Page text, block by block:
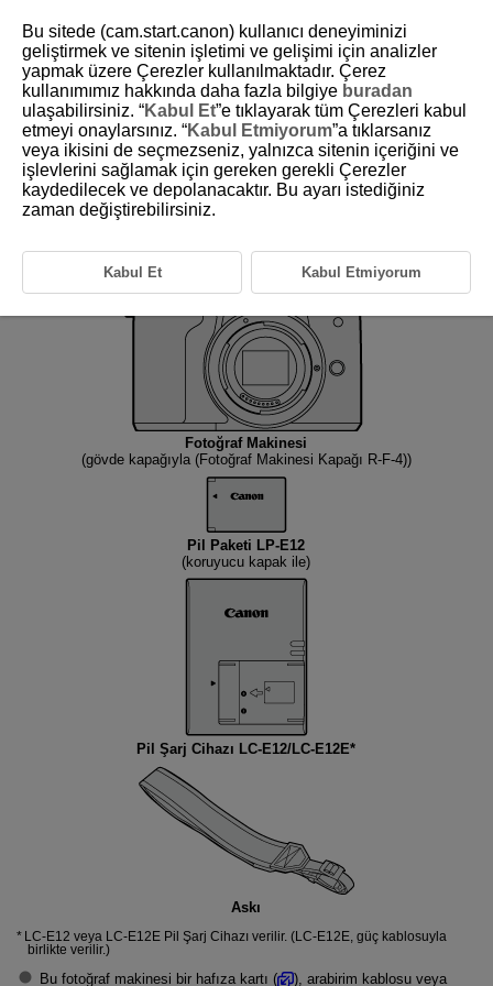
D101-003
Paketin İçindekiler
Kullanmaya başlamadan önce aşağıdaki ögelerin paketin içinde
bulunduğundan emin olun. Eksik bir parça varsa, bayiinizle bağlantıya
Fotoğraf Makinesi
(gövde kapağıyla (Fotoğraf Makinesi Kapağı R-F-4))
Pil Paketi LP-E12
(koruyucu kapak ile)
Pil Şarj Cihazı LC-E12/ LC-E12E*
Askı
LC-E12 veya LC-E12E Pil Şarj Cihazı verilir. ( LC-E12E , güç kablosuyla
birlikte verilir.)
Bu fotoğraf makinesi bir hafıza kartı ( ), arabirim kablosu veya
Bu sitede (cam.start.canon) kullanıcı deneyiminizi
geliştirmek ve sitenin işletimi ve gelişimi için analizler
yapmak üzere Çerezler kullanılmaktadır. Çerez
kullanımımız hakkında daha fazla bilgiye buradan
ulaşabilirsiniz. “Kabul Et”e tıklayarak tüm Çerezleri kabul
etmeyi onaylarsınız. “Kabul Etmiyorum”a tıklarsanız
veya ikisini de seçmezseniz, yalnızca sitenin içeriğini ve
işlevlerini sağlamak için gereken gerekli Çerezler
kaydedilecek ve depolanacaktır. Bu ayarı istediğiniz
zaman değiştirebilirsiniz.
Kabul Et Kabul Etmiyorum